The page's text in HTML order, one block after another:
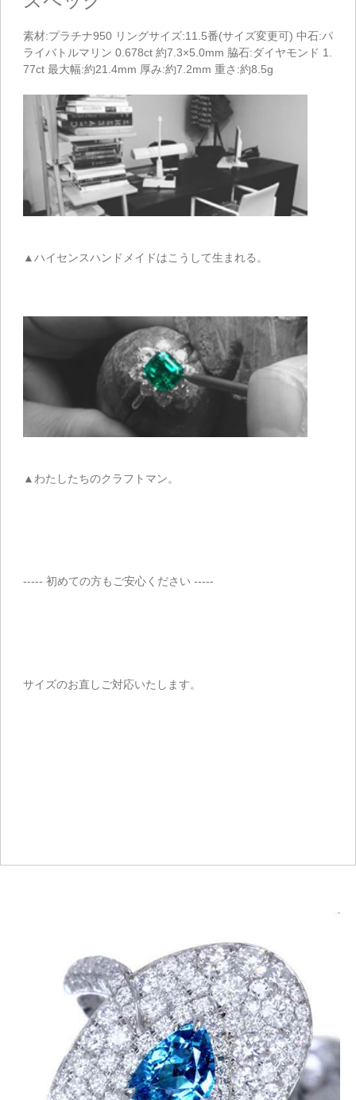
素材:プラチナ950 リングサイズ:11.5番(サイズ変更可) 中石:パ
ライバトルマリン 0.678ct 約7.3×5.0mm 脇石:ダイヤモンド 1.
77ct 最大幅:約21.4mm 厚み:約7.2mm 重さ:約8.5g
▲ハイセンスハンドメイドはこうして生まれる。
▲わたしたちのクラフトマン。
----- 初めての方もご安心ください -----
サイズのお直しご対応いたします。